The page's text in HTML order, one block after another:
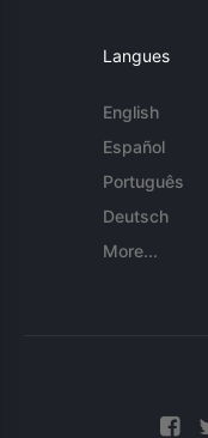
Langues
English
Español
Português
Deutsch
More...